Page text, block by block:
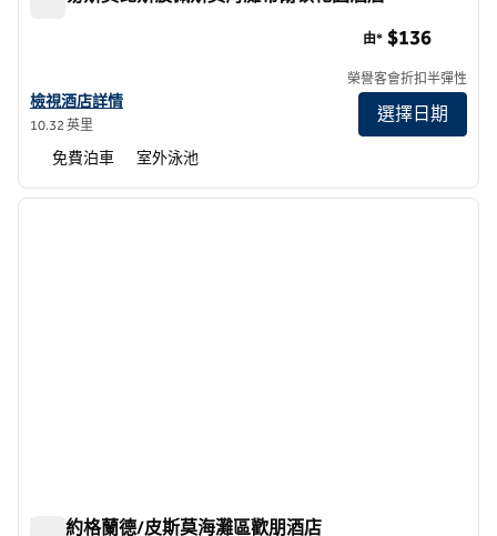
查看聖路易斯奧比斯波/皮斯莫海灘希爾頓花園酒店詳情
檢視酒店詳情
10.32 英里
由* $136
榮譽客會折扣半彈性
選擇日期
免費泊車 室外泳池
第 1 頁，共 12 頁
下一
阿羅約格蘭德/皮斯莫海灘區歡朋酒店